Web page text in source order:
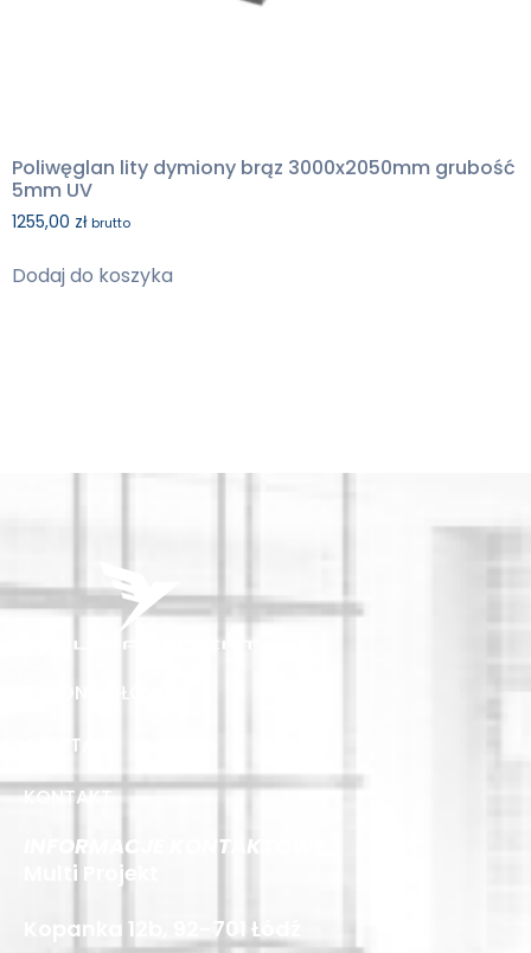
Poliwęglan lity dymiony brąz 3000x2050mm grubość
5mm UV
1255,00 zł brutto
Dodaj do koszyka
STRONA GŁÓWNA
OFERTA
KONTAKT
INFORMACJE KONTAKTOWE
Multi Projekt
Kopanka 12b, 92-701 Łódź